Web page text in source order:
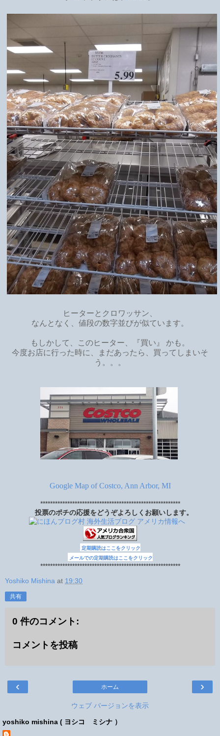
ヒーターとクロワッサン、
なんとなく、値段の数字並びが似ています。
もしかして、このヒーター、『買い』 かも。
今度お店に行った時に、まだあったら、買ってしまいそ
う。。。
Google Map of Costco, Ann Arbor, MI
*********************************************************
投票のポチの応援をどうぞよろしくお願いします。
定期購読はここをクリック
メールでの定期購読はここをクリック
*********************************************************
Yoshiko Mishina at 19:30
共有
0 件のコメント:
コメントを投稿
‹ ›
ホーム
ウェブ バージョンを表示
yoshiko mishina ( ヨシコ ミシナ ）